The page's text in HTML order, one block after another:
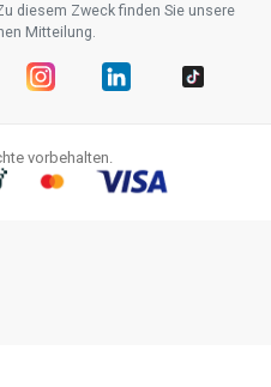
diesem Zweck finden Sie unsere
Mitteilung.
vorbehalten.